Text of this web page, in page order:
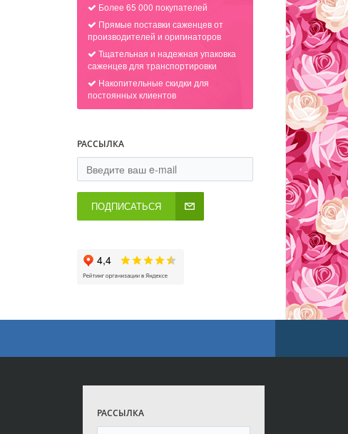
Более 65 000 покупателей
Прямые поставки саженцев от
производителей и оригинаторов
Тщательная и надежная упаковка
саженцев для транспортировки
Накопительные скидки для
постоянных клиентов
РАССЫЛКА
ПОДПИСАТЬСЯ
РАССЫЛКА